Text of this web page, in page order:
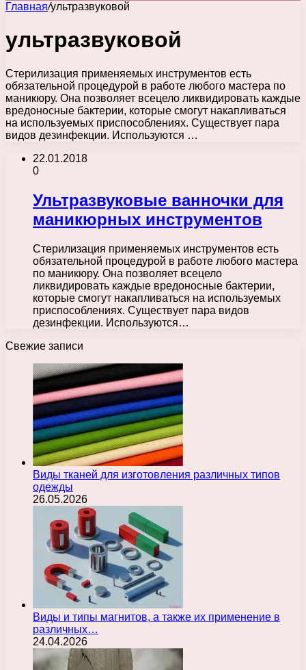
Главная/ультразвуковой
ультразвуковой
Стерилизация применяемых инструментов есть
обязательной процедурой в работе любого мастера по
маникюру. Она позволяет всецело ликвидировать каждые
вредоносные бактерии, которые смогут накапливаться
на используемых приспособлениях. Существует пара
видов дезинфекции. Используются …
22.01.2018
0
Ультразвуковые ванночки для
маникюрных инструментов
Стерилизация применяемых инструментов есть
обязательной процедурой в работе любого мастера
по маникюру. Она позволяет всецело
ликвидировать каждые вредоносные бактерии,
которые смогут накапливаться на используемых
приспособлениях. Существует пара видов
дезинфекции. Используются…
Свежие записи
Виды тканей для изготовления различных типов
одежды
26.05.2026
Виды и типы магнитов, а также их применение в
различных…
24.04.2026